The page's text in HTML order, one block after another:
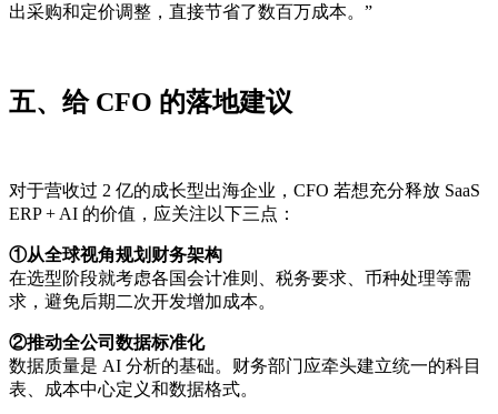
出采购和定价调整，直接节省了数百万成本。”
五、给 CFO 的落地建议
对于营收过 2 亿的成长型出海企业，CFO 若想充分释放 SaaS
ERP + AI 的价值，应关注以下三点：
①从全球视角规划财务架构
在选型阶段就考虑各国会计准则、税务要求、币种处理等需
求，避免后期二次开发增加成本。
②推动全公司数据标准化
数据质量是 AI 分析的基础。财务部门应牵头建立统一的科目
表、成本中心定义和数据格式。